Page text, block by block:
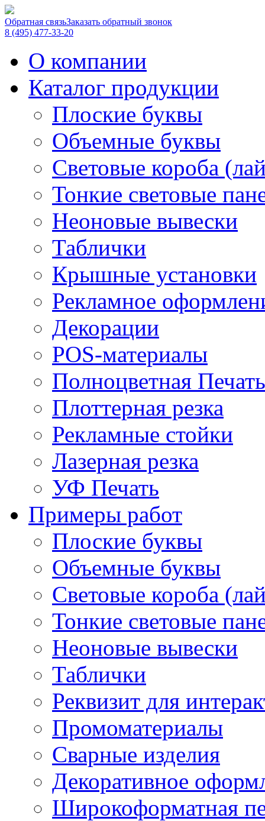
Обратная связьЗаказать обратный звонок
8 (495) 477-33-20
О компании
Каталог продукции
Плоские буквы
Объемные буквы
Световые короба
Тонкие световые
Неоновые вывески
Таблички
Крышные установки
Рекламное
Декорации
POS-материалы
Полноцветная Печать
Плоттерная резка
Рекламные стойки
Лазерная резка
УФ Печать
Примеры работ
Плоские буквы
Объемные буквы
Световые короба
Тонкие световые
Неоновые вывески
Таблички
Реквизит для
Промоматериалы
Сварные изделия
Декоративное
Широкоформатная